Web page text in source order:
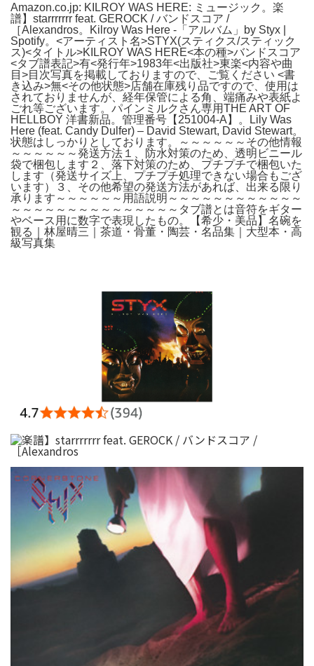
Amazon.co.jp: KILROY WAS HERE: ミュージック。楽
譜】starrrrrrr feat. GEROCK / バンドスコア /
［Alexandros。Kilroy Was Here ‑「アルバム」by Styx |
Spotify。<アーティスト名>STYX(スティクス/スティック
ス)<タイトル>KILROY WAS HERE<本の種>バンドスコア
<タブ譜表記>有<発行年>1983年<出版社>東楽<内容や曲
目>目次写真を掲載しておりますので、ご覧ください <書
き込み>無<その他状態>店舗在庫残り品ですので、使用は
されておりませんが、経年保管による角、端痛みや表紙よ
ごれ等ございます。パインミルクさん専用THE ART OF
HELLBOY 洋書新品。管理番号【251004-A】。Lily Was
Here (feat. Candy Dulfer) – David Stewart, David Stewart。
状態はしっかりとしております。～～～～～～その他情報
～～～～～～発送方法１、防水対策のため、透明ビニール
袋で梱包します２、落下対策のため、プチプチで梱包いた
します（発送サイズ上、プチプチ処理できない場合もござ
います）３、その他希望の発送方法があれば、出来る限り
承ります～～～～～～用語説明～～～～～～～～～～～～
～～～～～～～～～～～～～～～タブ譜とは音符をギター
やベース用に数字で表現したもの。【希少・美品】名碗を
観る｜林屋晴三｜茶道・骨董・陶芸・名品集｜大型本・高
級写真集